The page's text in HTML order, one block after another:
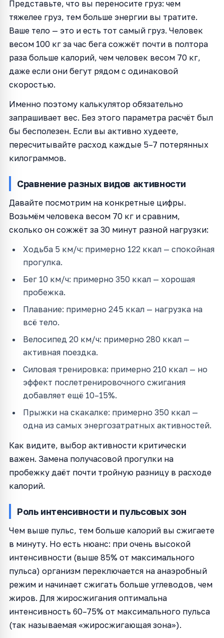
Представьте, что вы переносите груз: чем
тяжелее груз, тем больше энергии вы тратите.
Ваше тело — это и есть тот самый груз. Человек
весом 100 кг за час бега сожжёт почти в полтора
раза больше калорий, чем человек весом 70 кг,
даже если они бегут рядом с одинаковой
скоростью.
Именно поэтому калькулятор обязательно
запрашивает вес. Без этого параметра расчёт был
бы бесполезен. Если вы активно худеете,
пересчитывайте расход каждые 5–7 потерянных
килограммов.
Сравнение разных видов активности
Давайте посмотрим на конкретные цифры.
Возьмём человека весом 70 кг и сравним,
сколько он сожжёт за 30 минут разной нагрузки:
Ходьба 5 км/ч: примерно 122 ккал — спокойная
прогулка.
Бег 10 км/ч: примерно 350 ккал — хорошая
пробежка.
Плавание: примерно 245 ккал — нагрузка на
всё тело.
Велосипед 20 км/ч: примерно 280 ккал —
активная поездка.
Силовая тренировка: примерно 210 ккал — но
эффект послетренировочного сжигания
добавляет ещё 10–15%.
Прыжки на скакалке: примерно 350 ккал —
одна из самых энергозатратных активностей.
Как видите, выбор активности критически
важен. Замена получасовой прогулки на
пробежку даёт почти тройную разницу в расходе
калорий.
Роль интенсивности и пульсовых зон
Чем выше пульс, тем больше калорий вы сжигаете
в минуту. Но есть нюанс: при очень высокой
интенсивности (выше 85% от максимального
пульса) организм переключается на анаэробный
режим и начинает сжигать больше углеводов, чем
жиров. Для жиросжигания оптимальна
интенсивность 60–75% от максимального пульса
(так называемая «жиросжигающая зона»).